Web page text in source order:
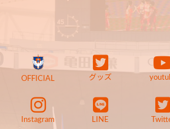
OFFICIAL グッズ
Instagram LINE